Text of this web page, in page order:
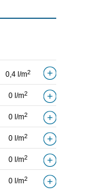
0,4 l/m2
0 l/m2
0 l/m2
0 l/m2
0 l/m2
0 l/m2